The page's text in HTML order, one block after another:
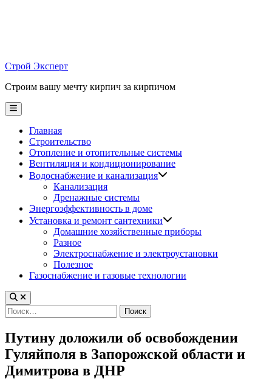
Строй Эксперт
Строим вашу мечту кирпич за кирпичом
Main
Menu
Главная
Строительство
Отопление и отопительные системы
Вентиляция и кондиционирование
Водоснабжение и канализация
Канализация
Дренажные системы
Энергоэффективность в доме
Установка и ремонт сантехники
Домашние хозяйственные приборы
Разное
Электроснабжение и электроустановки
Полезное
Газоснабжение и газовые технологии
Найти:
Путину доложили об освобождении
Гуляйполя в Запорожской области и
Димитрова в ДНР